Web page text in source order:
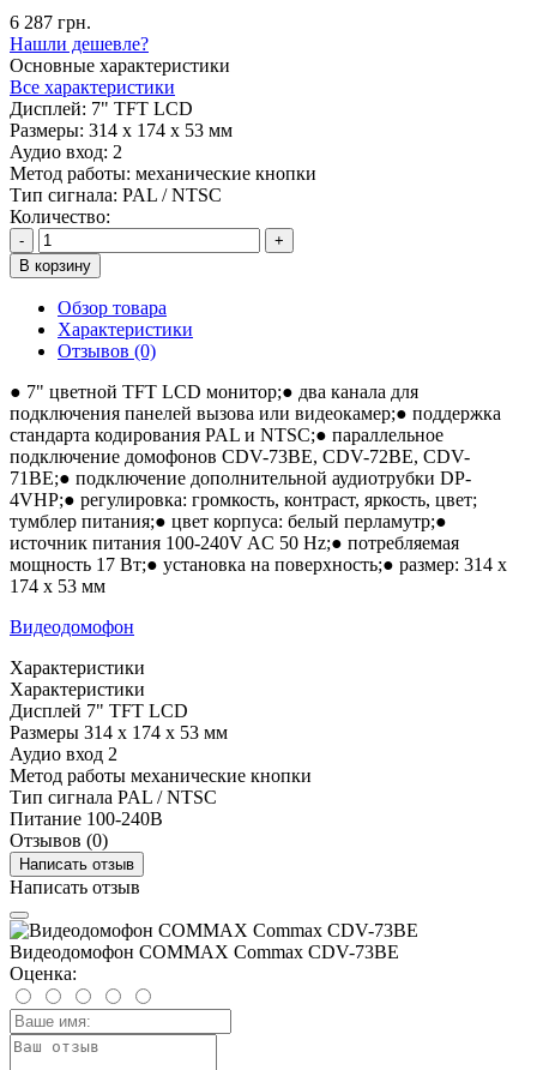
6 287 грн.
Нашли дешевле?
Основные характеристики
Все характеристики
Дисплей: 7" TFT LCD
Размеры: 314 х 174 х 53 мм
Аудио вход: 2
Метод работы: механические кнопки
Тип сигнала: PAL / NTSC
Количество:
-
+
В корзину
Обзор товара
Характеристики
Отзывов (0)
● 7" цветной TFT LCD монитор;● два канала для
подключения панелей вызова или видеокамер;● поддержка
стандарта кодирования PAL и NTSC;● параллельное
подключение домофонов CDV-73BE, CDV-72BE, CDV-
71BE;● подключение дополнительной аудиотрубки DP-
4VHP;● регулировка: громкость, контраст, яркость, цвет;
тумблер питания;● цвет корпуса: белый перламутр;●
источник питания 100-240V AC 50 Hz;● потребляемая
мощность 17 Вт;● установка на поверхность;● размер: 314 х
174 х 53 мм
Видеодомофон
Характеристики
Характеристики
Дисплей 7" TFT LCD
Размеры 314 х 174 х 53 мм
Аудио вход 2
Метод работы механические кнопки
Тип сигнала PAL / NTSC
Питание 100-240В
Отзывов (0)
Написать отзыв
Написать отзыв
Видеодомофон COMMAX Commax CDV-73BE
Оценка: